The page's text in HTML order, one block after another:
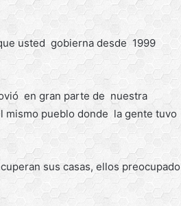
usted gobierna desde 1999
en gran parte de nuestra
pueblo donde la gente tuvo
sus casas, ellos preocupado